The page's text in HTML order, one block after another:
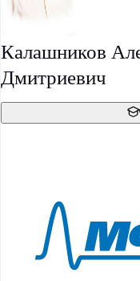
Калашников
Дмитриевич